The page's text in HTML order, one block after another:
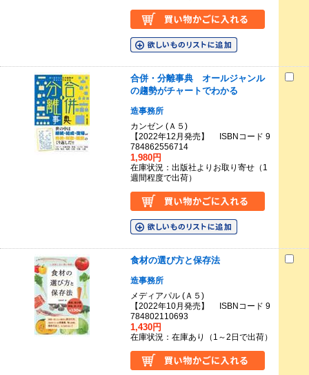
合併・分離事典 オールジャンル
の趨勢がチャートでわかる
造事務所
カンゼン (Ａ５)
【2022年12月発売】 ISBNコード 9
784862556714
1,980円
在庫状況：出版社よりお取り寄せ（1
週間程度で出荷）
食材の選び方と保存法
造事務所
メディアパル (Ａ５)
【2022年10月発売】 ISBNコード 9
784802110693
1,430円
在庫状況：在庫あり（1～2日で出荷）